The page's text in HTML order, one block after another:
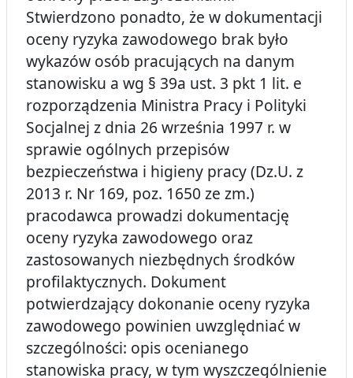
Stwierdzono ponadto, że w dokumentacji
oceny ryzyka zawodowego brak było
wykazów osób pracujących na danym
stanowisku a wg § 39a ust. 3 pkt 1 lit. e
rozporządzenia Ministra Pracy i Polityki
Socjalnej z dnia 26 września 1997 r. w
sprawie ogólnych przepisów
bezpieczeństwa i higieny pracy (Dz.U. z
2013 r. Nr 169, poz. 1650 ze zm.)
pracodawca prowadzi dokumentację
oceny ryzyka zawodowego oraz
zastosowanych niezbędnych środków
profilaktycznych. Dokument
potwierdzający dokonanie oceny ryzyka
zawodowego powinien uwzględniać w
szczególności: opis ocenianego
stanowiska pracy, w tym wyszczególnienie